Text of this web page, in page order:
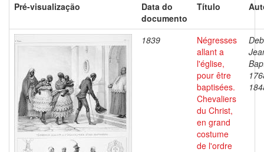
Pré-visualização
Data do
documento
Título
1839
Négresses
allant a
l'église,
pour être
baptisées.
Chevaliers
du Christ,
en grand
costume
de l'ordre